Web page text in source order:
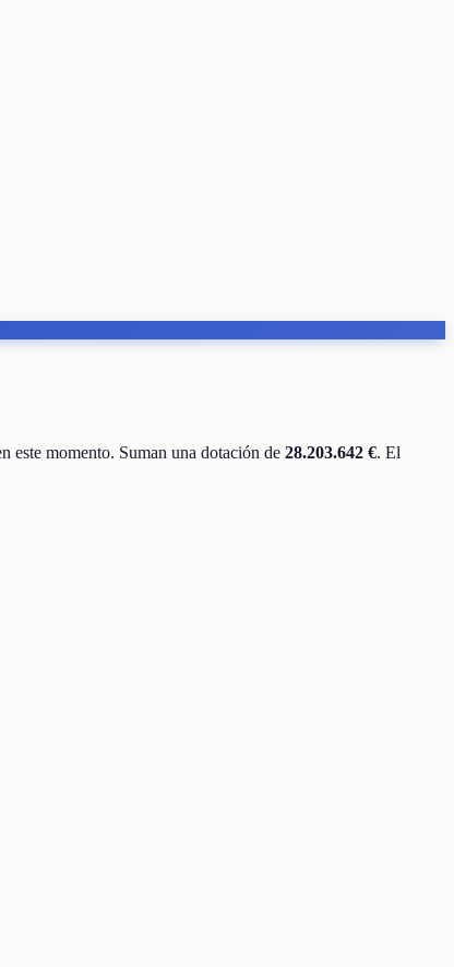
este momento. Suman una dotación de 28.203.642 €. El